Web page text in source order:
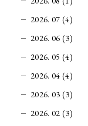
2026. 07 (4)
2026. 06 (3)
2026. 05 (4)
2026. 04 (4)
2026. 03 (3)
2026. 02 (3)